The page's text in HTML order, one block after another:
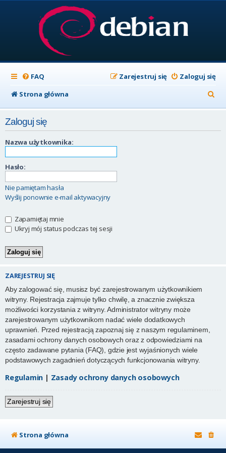
FAQ Zaloguj się
Zarejestruj się
Strona główna
z
Zaloguj się
Nazwa użytkownika:
Hasło:
Nie pamiętam hasła
Wyślij ponownie e-mail aktywacyjny
Zapamiętaj mnie
Ukryj mój status podczas tej sesji
ZAREJESTRUJ SIĘ
Aby zalogować się, musisz być zarejestrowanym użytkownikiem
witryny. Rejestracja zajmuje tylko chwilę, a znacznie zwiększa
możliwości korzystania z witryny. Administrator witryny może
zarejestrowanym użytkownikom nadać wiele dodatkowych
uprawnień. Przed rejestracją zapoznaj się z naszym regulaminem,
zasadami ochrony danych osobowych oraz z odpowiedziami na
często zadawane pytania (FAQ), gdzie jest wyjaśnionych wiele
podstawowych zagadnień dotyczących funkcjonowania witryny.
Regulamin | Zasady ochrony danych osobowych
Zarejestruj się
Strona główna